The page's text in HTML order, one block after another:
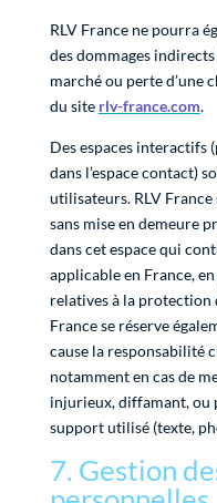
RLV France ne pourra
des dommages
marché ou perte d’une
du site rlv-france.com.
Des espaces interactifs
dans l’espace contact)
utilisateurs. RLV
sans mise en demeure
dans cet espace qui
applicable en France,
relatives à la protection
France se réserve
cause la responsabilité
notamment en cas de
injurieux, diffamant, ou
support utilisé (texte,
7. Gestion